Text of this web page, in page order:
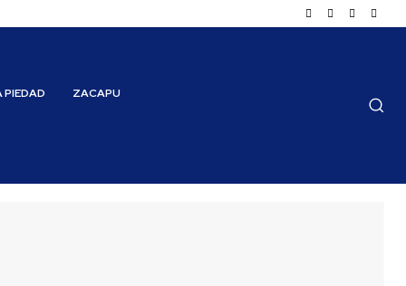
PIEDAD ZACAPU